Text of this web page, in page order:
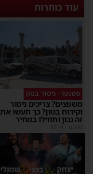
עוד כותרות
סמנטו - ניסור בטון
משפצים? צריכים ניסור
וקידוח בטון? כך תעשו את
זה נכון ותוזילו במחיר
מקודם